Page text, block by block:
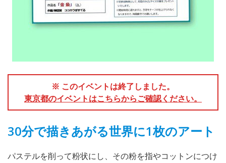
※ このイベントは終了しました。
東京都のイベントはこちらからご確認ください。
30分で描きあがる世界に1枚のアート
パステルを削って粉状にし、その粉を指やコットンにつけ